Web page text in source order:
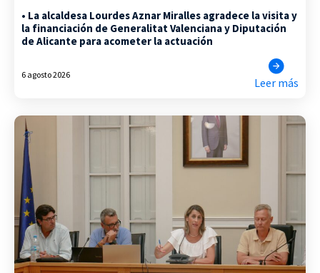
• La alcaldesa Lourdes Aznar Miralles agradece la visita y
la financiación de Generalitat Valenciana y Diputación
de Alicante para acometer la actuación
6 agosto 2026
Leer más